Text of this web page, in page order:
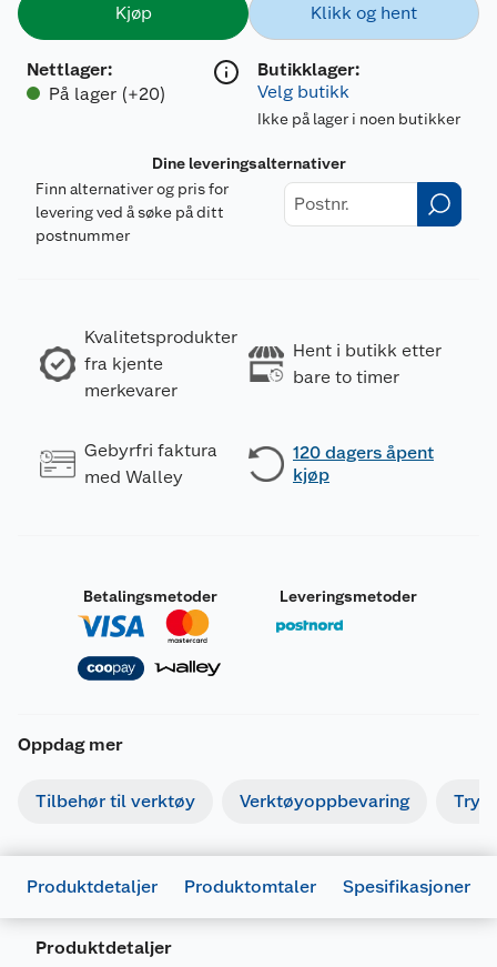
Kjøp
Nettlager:
På lager (+20)
Klikk og hent
Butikklager:
Velg butikk
Ikke på lager i noen butikker
Dine leveringsalternativer
Finn alternativer og pris for
levering ved å søke på ditt
postnummer
Kvalitetsprodukter
fra kjente
merkevarer
Hent i butikk etter
bare to timer
Gebyrfri faktura
med Walley
120 dagers åpent
kjøp
Betalingsmetoder Leveringsmetoder
Oppdag mer
Tilbehør til verktøy Verktøyoppbevaring
Produktdetaljer Produktomtaler Spesifikasjoner
Produktdetaljer